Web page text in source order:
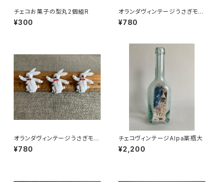
チェコお菓子の型丸2個組R
¥300
オランダヴィンテージうさぎモチ
ーフプラパーツ30個セットｄ
¥780
オランダヴィンテージうさぎモチ
ーフプラパーツ30個セットNo6
¥780
チェコヴィンテージAlpa薬瓶大
¥2,200